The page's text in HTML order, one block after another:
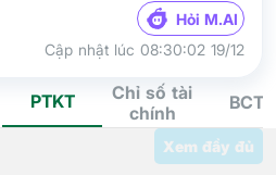
Hỏi M.AI
Cập nhật lúc 08:30:02 19/12
PTKT
Chỉ số tài
chính
BCTC
Xem đầy đủ